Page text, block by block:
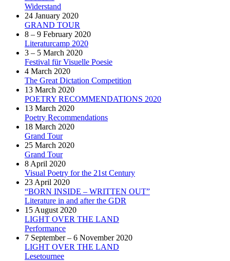
Widerstand
24 January 2020
GRAND TOUR
8 – 9 February 2020
Literaturcamp 2020
3 – 5 March 2020
Festival für Visuelle Poesie
4 March 2020
The Great Dictation Competition
13 March 2020
POETRY RECOMMENDATIONS 2020
13 March 2020
Poetry Recommendations
18 March 2020
Grand Tour
25 March 2020
Grand Tour
8 April 2020
Visual Poetry for the 21st Century
23 April 2020
“BORN INSIDE – WRITTEN OUT”
Literature in and after the GDR
15 August 2020
LIGHT OVER THE LAND
Performance
7 September – 6 November 2020
LIGHT OVER THE LAND
Lesetournee